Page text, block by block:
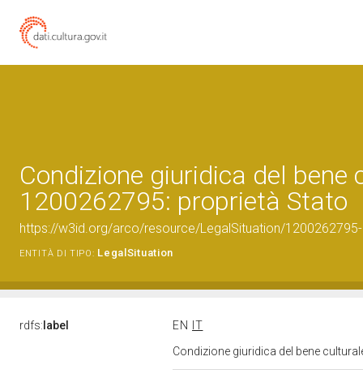
Condizione giuridica del bene
1200262795: proprietà Stato
https://w3id.org/arco/resource/LegalSituation/
ENTITÀ DI TIPO: LegalSituation
rdfs: label EN
IT
Condizione giuridica del bene